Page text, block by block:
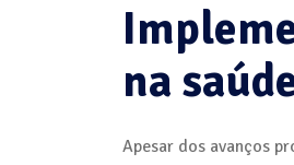
na
Apesar dos avanços